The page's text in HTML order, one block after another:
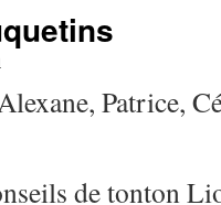
Patrice,
de tonton